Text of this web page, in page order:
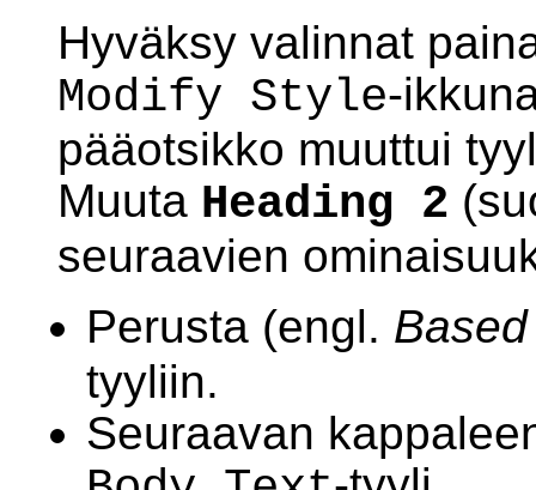
Hyväksy valinnat
Modify Style-
pääotsikko muuttui
Muuta Heading 2
seuraavien
Perusta (engl.
tyyliin.
Seuraavan